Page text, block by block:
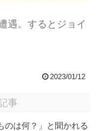
遇。するとジョイ
2023/01/12
事
のは何？」と聞かれる